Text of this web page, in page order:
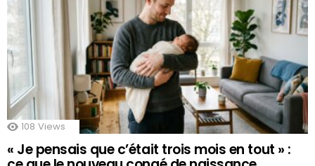
108 Views
« Je pensais que c’était trois mois en tout » :